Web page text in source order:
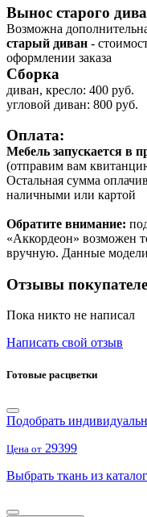
Вынос старого
Возможна
старый диван -
оформлении заказа
Сборка
диван, кресло: 400 руб.
угловой диван: 800 руб.
Оплата:
Мебель запускается в
(отправим вам
Остальная сумма
наличными или картой
Обратите внимание:
«Аккордеон» возможен
вручную. Данные
Отзывы
Пока никто не написал
Написать свой отзыв
Готовые расцветки
Подобрать
Цена от 29399
Выбрать ткань из